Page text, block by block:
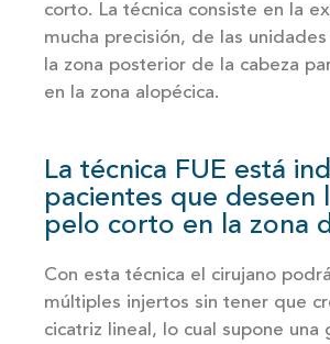
corto. La técnica consiste en la
mucha precisión, de las
la zona posterior de la cabeza
en la zona alopécica.
La técnica FUE está
pacientes que deseen
pelo corto en la zona
Con esta técnica el cirujano
múltiples injertos sin tener que
cicatriz lineal, lo cual supone una